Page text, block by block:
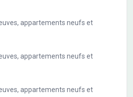
appartements neufs et
appartements neufs et
appartements neufs et